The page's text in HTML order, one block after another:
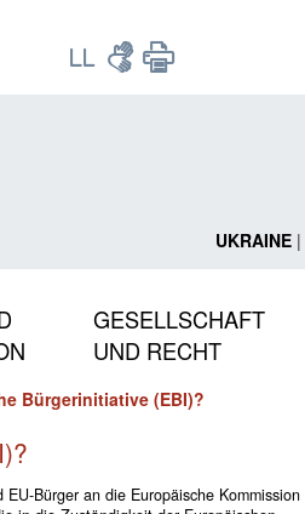
UKRAINE|
GESELLSCHAFT
UND RECHT
Bürgerinitiative (EBI)?
Bürger an die Europäische Kommission